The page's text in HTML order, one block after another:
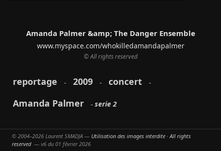
reportage - 2009 - concert -
Amanda Palmer - serie 2
Partager
Amanda Palmer &amp; The Danger Ensemble
www.myspace.com/whokilledamandapalmer
© All rights reserved
© 2004–2026 Laurent SMADJA — Utilisation des images interdite · All rights
reserved— v6 du 01 février 2026